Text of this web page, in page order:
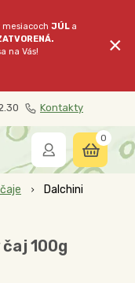
mesiacochJÚL a
na Vás!
×
Kontakty
0
Dalchini
100g